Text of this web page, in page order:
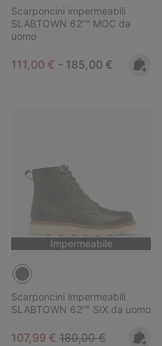
Scarponcini impermeabili
SLABTOWN 62'™ MOC da
uomo
Minimum sale price:
111,00 € - Maximum price:
185,00 €
Impermeabile
Scarponcini impermeabili
SLABTOWN 62'™ SIX da uomo
Sale price:
107,99 € Regular price:
180,00 €